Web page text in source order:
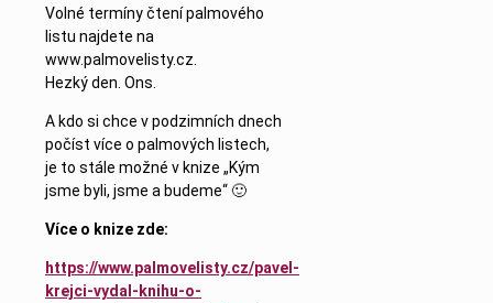
Volné termíny čtení palmového
listu najdete na
www.palmovelisty.cz.
Hezký den. Ons.
A kdo si chce v podzimních dnech
počíst více o palmových listech,
je to stále možné v knize „Kým
jsme byli, jsme a budeme“ 🙂
Více o knize zde:
https://www.palmovelisty.cz/pavel-
krejci-vydal-knihu-o-